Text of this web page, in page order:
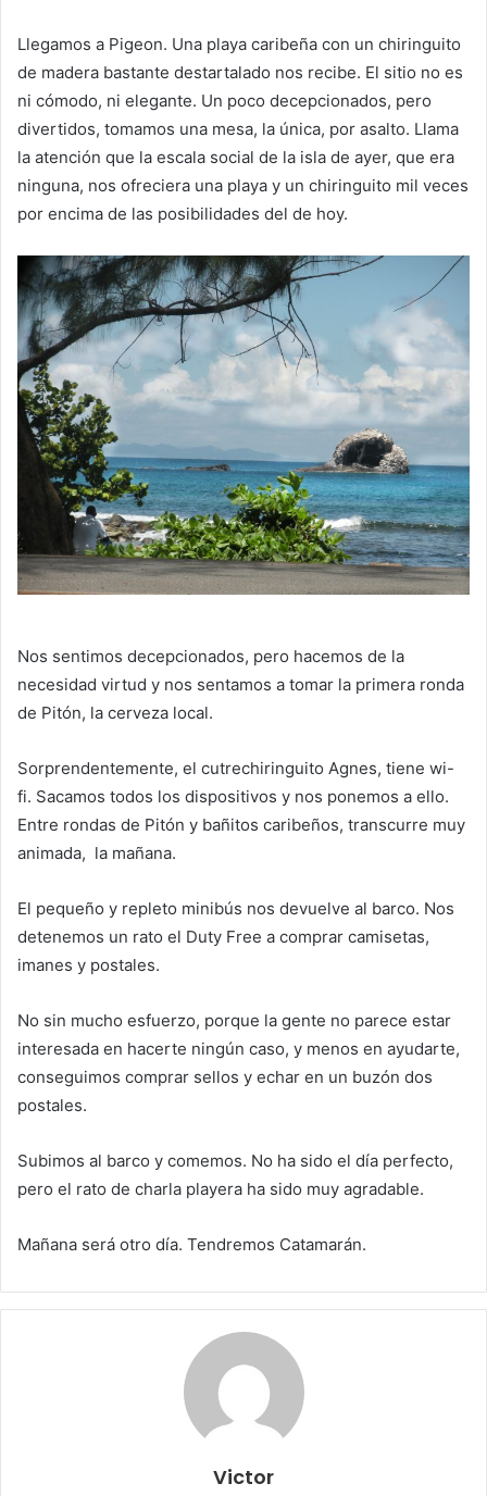
Llegamos a Pigeon. Una playa caribeña con un chiringuito
de madera bastante destartalado nos recibe. El sitio no es
ni cómodo, ni elegante. Un poco decepcionados, pero
divertidos, tomamos una mesa, la única, por asalto. Llama
la atención que la escala social de la isla de ayer, que era
ninguna, nos ofreciera una playa y un chiringuito mil veces
por encima de las posibilidades del de hoy.
Nos sentimos decepcionados, pero hacemos de la
necesidad virtud y nos sentamos a tomar la primera ronda
de Pitón, la cerveza local.
Sorprendentemente, el cutrechiringuito Agnes, tiene wi-
fi. Sacamos todos los dispositivos y nos ponemos a ello.
Entre rondas de Pitón y bañitos caribeños, transcurre muy
animada, la mañana.
El pequeño y repleto minibús nos devuelve al barco. Nos
detenemos un rato el Duty Free a comprar camisetas,
imanes y postales.
No sin mucho esfuerzo, porque la gente no parece estar
interesada en hacerte ningún caso, y menos en ayudarte,
conseguimos comprar sellos y echar en un buzón dos
postales.
Subimos al barco y comemos. No ha sido el día perfecto,
pero el rato de charla playera ha sido muy agradable.
Mañana será otro día. Tendremos Catamarán.
Victor